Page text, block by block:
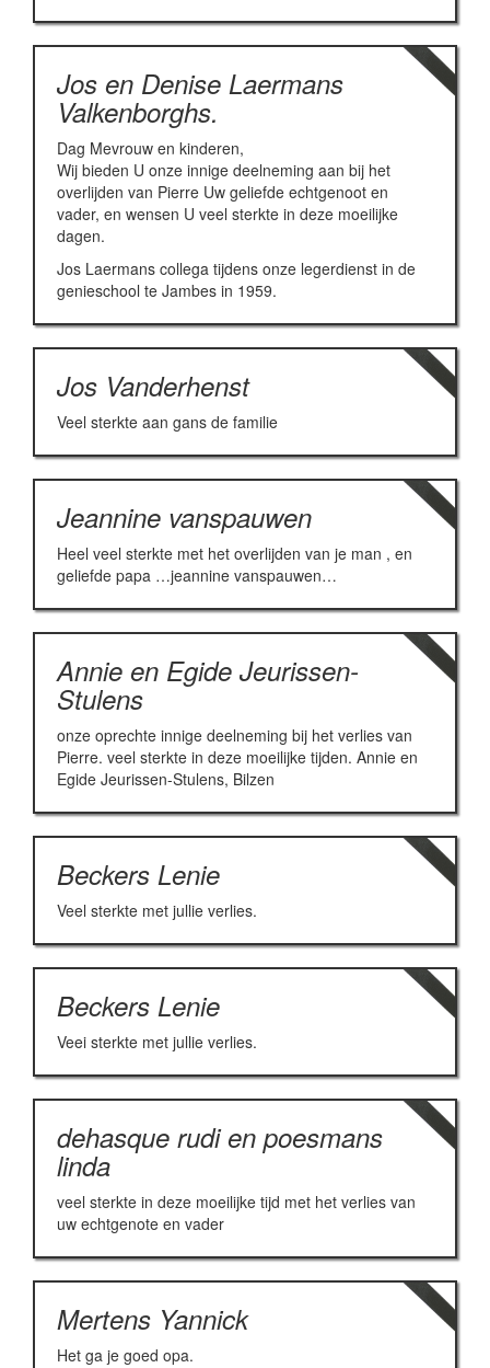
Jos en Denise Laermans
Valkenborghs.
Dag Mevrouw en kinderen,
Wij bieden U onze innige deelneming aan bij het
overlijden van Pierre Uw geliefde echtgenoot en
vader, en wensen U veel sterkte in deze moeilijke
dagen.
Jos Laermans collega tijdens onze legerdienst in de
genieschool te Jambes in 1959.
Jos Vanderhenst
Veel sterkte aan gans de familie
Jeannine vanspauwen
Heel veel sterkte met het overlijden van je man , en
geliefde papa …jeannine vanspauwen…
Annie en Egide Jeurissen-
Stulens
onze oprechte innige deelneming bij het verlies van
Pierre. veel sterkte in deze moeilijke tijden. Annie en
Egide Jeurissen-Stulens, Bilzen
Beckers Lenie
Veel sterkte met jullie verlies.
Beckers Lenie
Veei sterkte met jullie verlies.
dehasque rudi en poesmans
linda
veel sterkte in deze moeilijke tijd met het verlies van
uw echtgenote en vader
Mertens Yannick
Het ga je goed opa.